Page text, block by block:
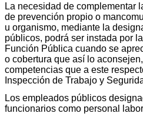
La necesidad de complementar
de prevención propio o
u organismo, mediante la
públicos, podrá ser instada por
Función Pública cuando se
o cobertura que así lo
competencias que a este
Inspección de Trabajo y
Los empleados públicos
funcionarios como personal